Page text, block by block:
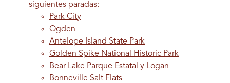
siguientes paradas:
Park City
Ogden
Antelope Island State Park
Golden Spike National Historic Park
Bear Lake Parque Estatal y Logan
Bonneville Salt Flats